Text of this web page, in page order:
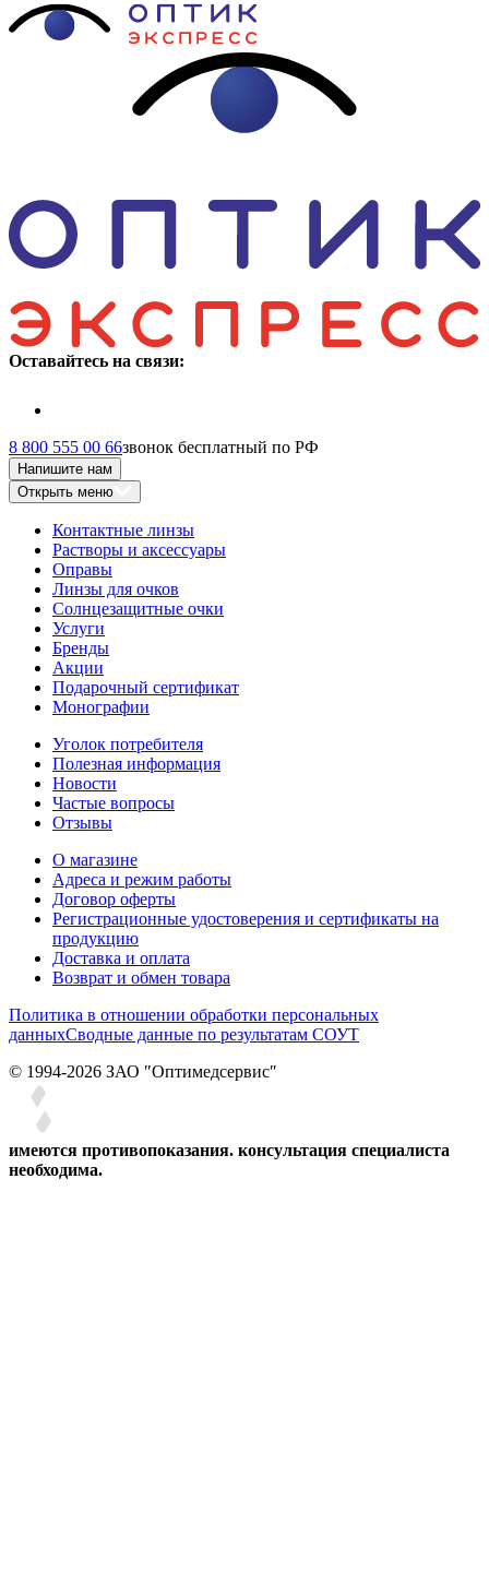
Оставайтесь на связи:
8 800 555 00 66звонок бесплатный по РФ
Напишите нам
Открыть меню
Контактные линзы
Растворы и аксессуары
Оправы
Линзы для очков
Солнцезащитные очки
Услуги
Бренды
Акции
Подарочный сертификат
Монографии
Уголок потребителя
Полезная информация
Новости
Частые вопросы
Отзывы
О магазине
Адреса и режим работы
Договор оферты
Регистрационные удостоверения и сертификаты на
продукцию
Доставка и оплата
Возврат и обмен товара
Политика в отношении обработки персональных
данныхСводные данные по результатам СОУТ
© 1994-2026 ЗАО ″Оптимедсервис″
имеются противопоказания. консультация специалиста
необходима.